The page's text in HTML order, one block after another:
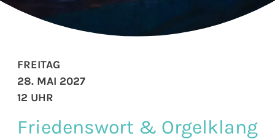
Friedenswort & Orgelklang
FREITAG
28. MAI 2027
12 UHR